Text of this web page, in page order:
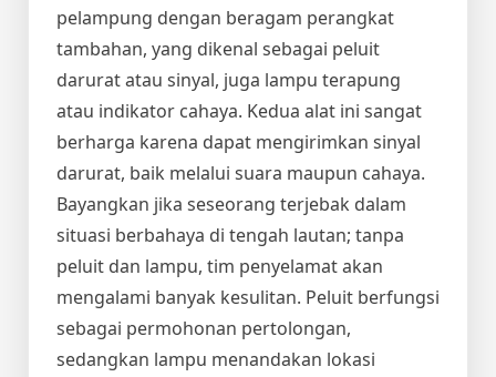
pelampung dengan beragam perangkat
tambahan, yang dikenal sebagai peluit
darurat atau sinyal, juga lampu terapung
atau indikator cahaya. Kedua alat ini sangat
berharga karena dapat mengirimkan sinyal
darurat, baik melalui suara maupun cahaya.
Bayangkan jika seseorang terjebak dalam
situasi berbahaya di tengah lautan; tanpa
peluit dan lampu, tim penyelamat akan
mengalami banyak kesulitan. Peluit berfungsi
sebagai permohonan pertolongan,
sedangkan lampu menandakan lokasi